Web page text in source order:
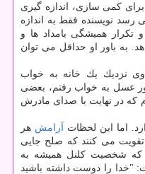
كمی سازی، اندازه گیری
نویسنده فقط به اندازه
همیشگی بامداد ها و
به باور او حداقل می توان
نزدیك یك خانه به خواب
عسل به خواب رفتم، بعضی
كه در نهایت با صدای مادرش
اما این لحظات
آرامش هر
تقویت می كنند كه صلح جایی
كه شخصیت كلنل همیشه به
"خدا را دوست داشته باشید